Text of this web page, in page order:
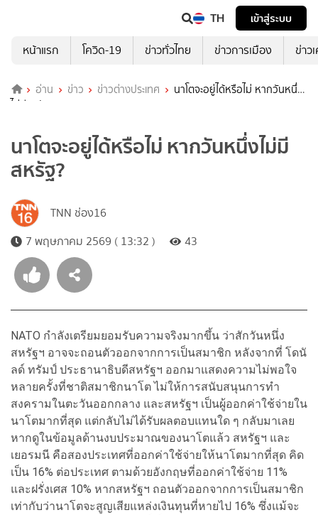
TH
เข้าสู่ระบบ
หน้าแรก
โควิด-19 ข่าวทั่วไทย ข่าวการเมือง ข่าว
อ่าน ข่าว ข่าวต่างประเทศ
นาโตจะอยู่ได้หรือไม่ หากวันหนึ่ง
ไม่มีสหรัฐ?
นาโตจะอยู่ได้หรือไม่ หากวันหนึ่งไม่มี
สหรัฐ?
TNN ช่อง16
7 พฤษภาคม 2569 ( 13:32 )
43
NATO กำลังเตรียมยอมรับความจริงมากขึ้น ว่าสักวันหนึ่ง
สหรัฐฯ อาจจะถอนตัวออกจากการเป็นสมาชิก หลังจากที่ โดนั
ลด์ ทรัมป์ ประธานาธิบดีสหรัฐฯ ออกมาแสดงความไม่พอใจ
หลายครั้งที่ชาติสมาชิกนาโต ไม่ให้การสนับสนุนการทำ
สงครามในตะวันออกกลาง และสหรัฐฯ เป็นผู้ออกค่าใช้จ่ายใน
นาโตมากที่สุด แต่กลับไม่ได้รับผลตอบแทนใด ๆ กลับมาเลย
หากดูในข้อมูลด้านงบประมาณของนาโตแล้ว สหรัฐฯ และ
เยอรมนี คือสองประเทศที่ออกค่าใช้จ่ายให้นาโตมากที่สุด คิด
เป็น 16% ต่อประเทศ ตามด้วยอังกฤษที่ออกค่าใช้จ่าย 11%
และฝรั่งเศส 10% หากสหรัฐฯ ถอนตัวออกจากการเป็นสมาชิก
เท่ากับว่านาโตจะสูญเสียแหล่งเงินทุนที่หายไป 16% ซึ่งแม้จะ